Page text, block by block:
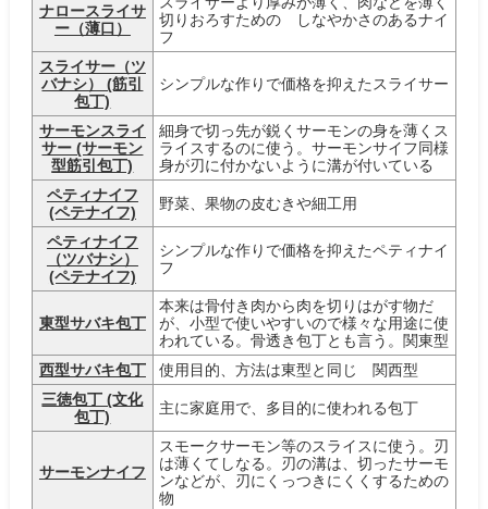
ナロースライサ
ー（薄口）
切りおろすための しなやかさのあるナイ
フ
スライサー（ツ
バナシ） (筋引
包丁)
シンプルな作りで価格を抑えたスライサー
サーモンスライ
サー (サーモン
型筋引包丁)
細身で切っ先が鋭くサーモンの身を薄くス
ライスするのに使う。サーモンサイフ同様
身が刃に付かないように溝が付いている
ペティナイフ
(ペテナイフ)
野菜、果物の皮むきや細工用
ペティナイフ
（ツバナシ）
(ペテナイフ)
シンプルな作りで価格を抑えたペティナイ
フ
東型サバキ包丁
本来は骨付き肉から肉を切りはがす物だ
が、小型で使いやすいので様々な用途に使
われている。骨透き包丁とも言う。関東型
西型サバキ包丁
使用目的、方法は東型と同じ 関西型
三徳包丁 (文化
包丁)
主に家庭用で、多目的に使われる包丁
サーモンナイフ
スモークサーモン等のスライスに使う。刃
は薄くてしなる。刃の溝は、切ったサーモ
ンなどが、刃にくっつきにくくするための
物